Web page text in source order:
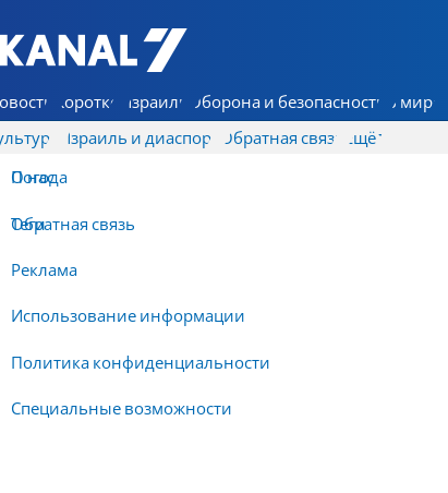
7 КАНАЛ - Аруц Шева
Коротко Израиль Оборона и безопасность В мире
Израиль и диаспора Обратная связь
О нас
Обратная связь
Реклама
Использование информации
Политика конфиденциальности
Специальные возможности
Ещё
Погода
Теги